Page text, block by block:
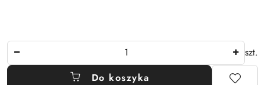
szt.
Do koszyka